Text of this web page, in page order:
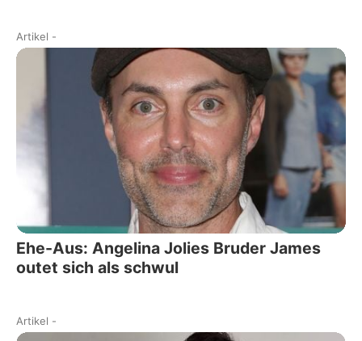
Artikel -
Ehe-Aus: Angelina Jolies Bruder James
outet sich als schwul
Artikel -